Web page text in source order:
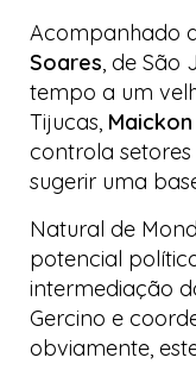
Acompanhado
Soares, de São
tempo a um
Tijucas,
controla
sugerir uma
Natural de
potencial
intermediação
Gercino e
obviamente,